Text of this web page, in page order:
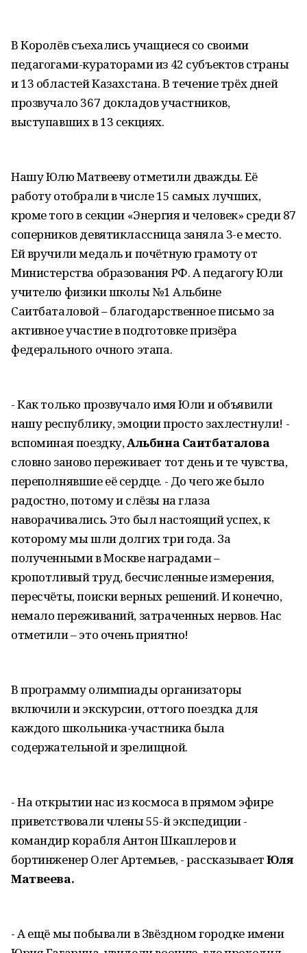
В Королёв съехались учащиеся со своими
педагогами-кураторами из 42 субъектов страны
и 13 областей Казахстана. В течение трёх дней
прозвучало 367 докладов участников,
выступавших в 13 секциях.
Нашу Юлю Матвееву отметили дважды. Её
работу отобрали в числе 15 самых лучших,
кроме того в секции «Энергия и человек» среди 87
соперников девятиклассница заняла 3-е место.
Ей вручили медаль и почётную грамоту от
Министерства образования РФ. А педагогу Юли
учителю физики школы №1 Альбине
Саитбаталовой – благодарственное письмо за
активное участие в подготовке призёра
федерального очного этапа.
- Как только прозвучало имя Юли и объявили
нашу республику, эмоции просто захлестнули! -
вспоминая поездку,Альбина Саитбаталова
словно заново переживает тот день и те чувства,
переполнявшие её сердце. - До чего же было
радостно, потому и слёзы на глаза
наворачивались. Это был настоящий успех, к
которому мы шли долгих три года. За
полученными в Москве наградами –
кропотливый труд, бесчисленные измерения,
пересчёты, поиски верных решений. И конечно,
немало переживаний, затраченных нервов. Нас
отметили – это очень приятно!
В программу олимпиады организаторы
включили и экскурсии, оттого поездка для
каждого школьника-участника была
содержательной и зрелищной.
- На открытии нас из космоса в прямом эфире
приветствовали члены 55-й экспедиции -
командир корабля Антон Шкаплеров и
бортинженер Олег Артемьев, - рассказываетЮля
Матвеева.
- А ещё мы побывали в Звёздном городке имени